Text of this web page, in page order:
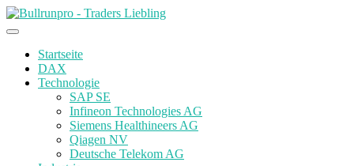
Startseite
DAX
Technologie
SAP SE
Infineon Technologies AG
Siemens Healthineers AG
Qiagen NV
Deutsche Telekom AG